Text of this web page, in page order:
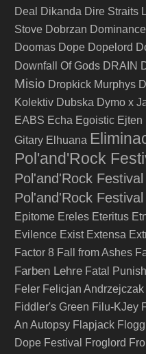
Deal
Dikanda Dire Straits
Stove Dobrzan Dominance
Doomas Dope Dopelord
Downfall Of Gods DRAIN
Misio Dropkick Murphys
Kolektiv Dubska Dymo x
EABS Echa Egoistic Ejten
Gitary Elhuana
Pol'and'Rock
Pol'and'Rock Festival
Pol'and'Rock Festival
Epitome Ereles Eteritus
Evilence Exist Extensa
Factor 8 Fall from Ashes
Farben Lehre Fatal
Feler Felicjan Andrzejczak
Fiddler's Green Filu-KJey
An Autopsy Flapjack
Dope Festival
Froglord